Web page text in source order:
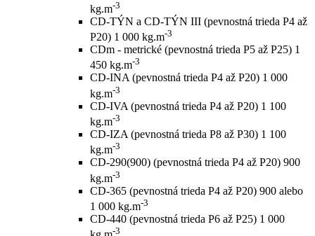
kg.m-3
CD-TÝN a CD-TÝN III (pevnostná trieda P4 až
P20) 1 000 kg.m-3
CDm - metrické (pevnostná trieda P5 až P25) 1
450 kg.m-3
CD-INA (pevnostná trieda P4 až P20) 1 000
kg.m-3
CD-IVA (pevnostná trieda P4 až P20) 1 100
kg.m-3
CD-IZA (pevnostná trieda P8 až P30) 1 100
kg.m-3
CD-290(900) (pevnostná trieda P4 až P20) 900
kg.m-3
CD-365 (pevnostná trieda P4 až P20) 900 alebo
1 000 kg.m-3
CD-440 (pevnostná trieda P6 až P25) 1 000
-3